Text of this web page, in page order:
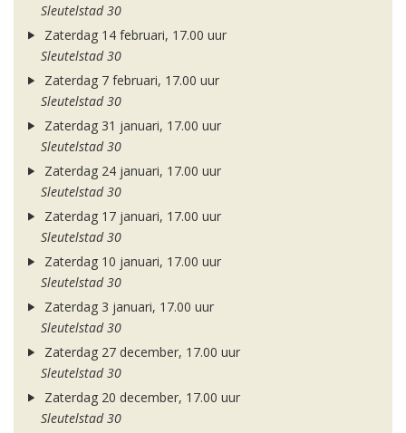
Sleutelstad 30
Zaterdag 14 februari, 17.00 uur
Sleutelstad 30
Zaterdag 7 februari, 17.00 uur
Sleutelstad 30
Zaterdag 31 januari, 17.00 uur
Sleutelstad 30
Zaterdag 24 januari, 17.00 uur
Sleutelstad 30
Zaterdag 17 januari, 17.00 uur
Sleutelstad 30
Zaterdag 10 januari, 17.00 uur
Sleutelstad 30
Zaterdag 3 januari, 17.00 uur
Sleutelstad 30
Zaterdag 27 december, 17.00 uur
Sleutelstad 30
Zaterdag 20 december, 17.00 uur
Sleutelstad 30